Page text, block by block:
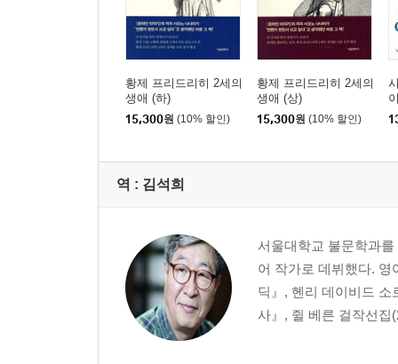
황제 프리드리히 2세의
생애 (하)
15,300원 (10% 할인)
황제 프리드리히 2세의
생애 (상)
15,300원 (10% 할인)
역 : 김석희
서울대학교 불문학과
어 작가로 데뷔했다.
딕』, 헨리 데이비드 소
사』, 쥘 베른 걸작선집